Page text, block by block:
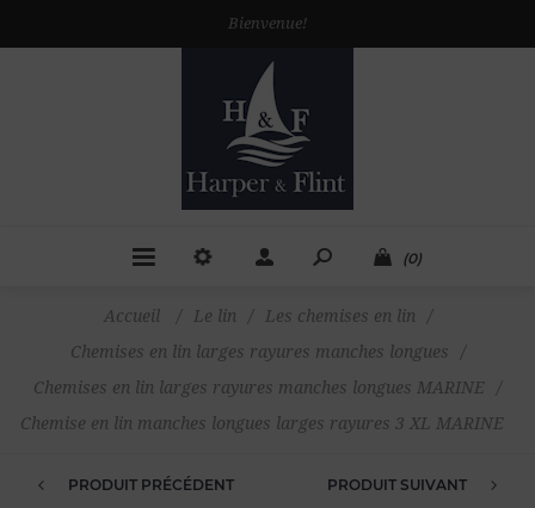
Bienvenue!
(0)
Accueil / Le lin / Les chemises en lin
/
Chemises en lin larges rayures manches longues
/
Chemises en lin larges rayures manches longues MARINE
/
Chemise en lin manches longues larges rayures 3 XL MARINE
PRODUIT PRÉCÉDENT PRODUIT SUIVANT